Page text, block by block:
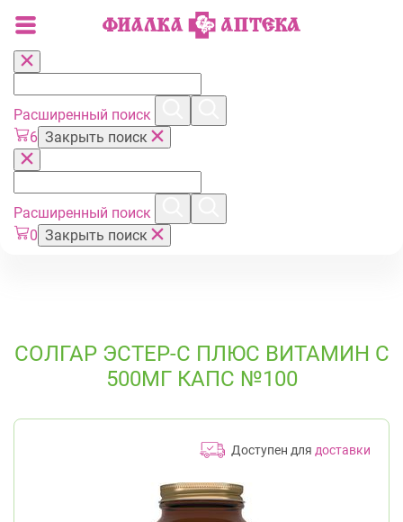
Расширенный поиск
6 Закрыть поиск
Расширенный поиск
0 Закрыть поиск
СОЛГАР ЭСТЕР-С ПЛЮС ВИТАМИН C
500МГ КАПС №100
Доступен для доставки